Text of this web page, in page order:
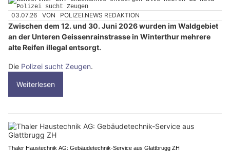
03.07.26 VON POLIZEI.NEWS REDAKTION
Zwischen dem 12. und 30. Juni 2026 wurden im Waldgebiet
an der Unteren Geissenrainstrasse in Winterthur mehrere
alte Reifen illegal entsorgt.
Die Polizei sucht Zeugen.
Weiterlesen
Thaler Haustechnik AG: Gebäudetechnik-Service aus Glattbrugg ZH